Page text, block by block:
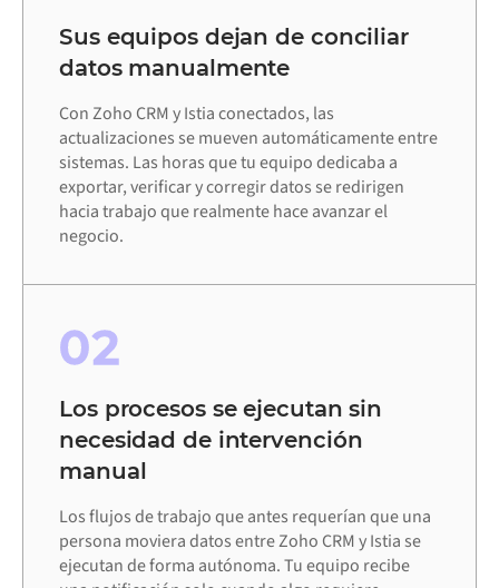
Sus equipos dejan de conciliar
datos manualmente
Con Zoho CRM y Istia conectados, las
actualizaciones se mueven automáticamente entre
sistemas. Las horas que tu equipo dedicaba a
exportar, verificar y corregir datos se redirigen
hacia trabajo que realmente hace avanzar el
negocio.
02
Los procesos se ejecutan sin
necesidad de intervención
manual
Los flujos de trabajo que antes requerían que una
persona moviera datos entre Zoho CRM y Istia se
ejecutan de forma autónoma. Tu equipo recibe